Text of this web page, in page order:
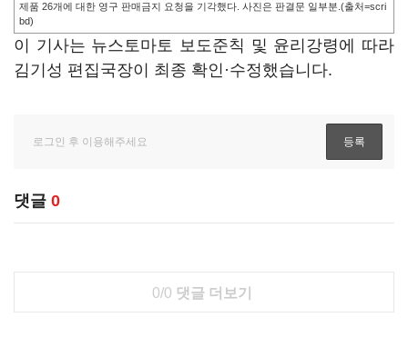
제품 26개에 대한 영구 판매금지 요청을 기각했다. 사진은 판결문 일부분.(출처=scri
bd)
이 기사는 뉴스토마토 보도준칙 및 윤리강령에 따라
김기성 편집국장이 최종 확인·수정했습니다.
댓글 0
0/0 댓글 더보기